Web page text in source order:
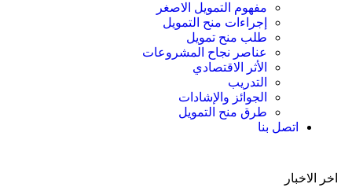
مفهوم التمويل الاصغر
إجراءات منح التمويل
طلب منح تمويل
عناصر نجاح المشروعات
الأثر الاقتصادي
التدريب
الجوائز والإشادات
طرق منح التمويل
اتصل بنا
اخر الاخبار